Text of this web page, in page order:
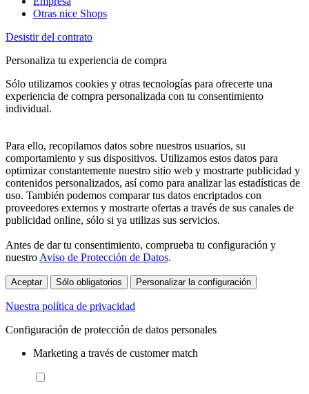
Otras nice Shops
Desistir del contrato
Personaliza tu experiencia de compra
Sólo utilizamos cookies y otras tecnologías para ofrecerte una
experiencia de compra personalizada con tu consentimiento
individual.
Para ello, recopilamos datos sobre nuestros usuarios, su
comportamiento y sus dispositivos. Utilizamos estos datos para
optimizar constantemente nuestro sitio web y mostrarte publicidad y
contenidos personalizados, así como para analizar las estadísticas de
uso. También podemos comparar tus datos encriptados con
proveedores externos y mostrarte ofertas a través de sus canales de
publicidad online, sólo si ya utilizas sus servicios.
Antes de dar tu consentimiento, comprueba tu configuración y
nuestro Aviso de Protección de Datos.
Aceptar Sólo obligatorios Personalizar la configuración
Nuestra política de privacidad
Configuración de protección de datos personales
Marketing a través de customer match